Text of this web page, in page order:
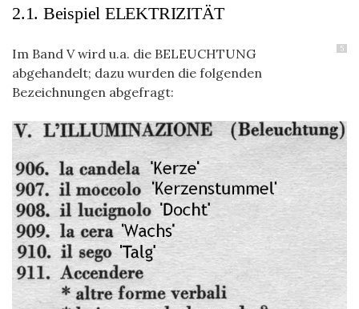
2.1. Beispiel ELEKTRIZITÄT
5
Im Band V wird u.a. die BELEUCHTUNG
abgehandelt; dazu wurden die folgenden
Bezeichnungen abgefragt: